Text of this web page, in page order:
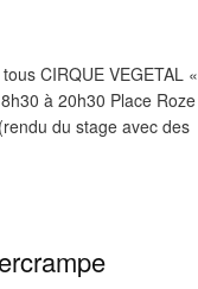
CIRQUE VEGETAL «
à 20h30 Place Roze
du stage avec des